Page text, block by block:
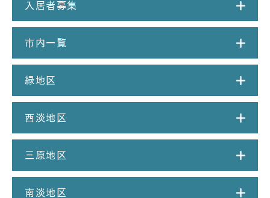
入居者募集
市内一覧
緑地区
西淡地区
三原地区
南淡地区